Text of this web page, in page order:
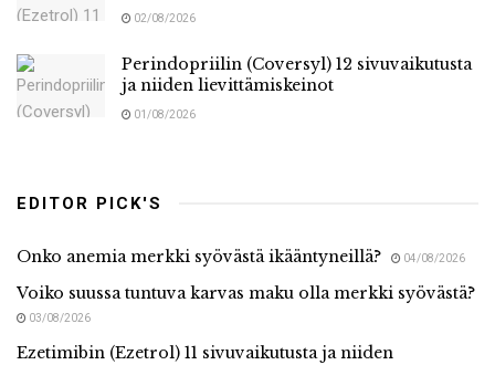
02/08/2026
Perindopriilin (Coversyl) 12 sivuvaikutusta
ja niiden lievittämiskeinot
01/08/2026
EDITOR PICK'S
Onko anemia merkki syövästä ikääntyneillä? 04/08/2026
Voiko suussa tuntuva karvas maku olla merkki syövästä?
03/08/2026
Ezetimibin (Ezetrol) 11 sivuvaikutusta ja niiden